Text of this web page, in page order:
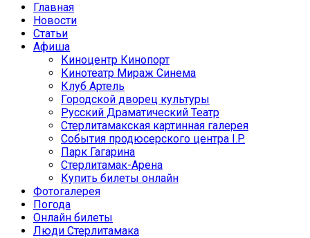
Главная
Новости
Статьи
Афиша
Киноцентр Кинопорт
Кинотеатр Мираж Синема
Клуб Артель
Городской дворец культуры
Русский Драматический Театр
Стерлитамакская картинная галерея
События продюсерского центра I.P.
Парк Гагарина
Стерлитамак-Арена
Купить билеты онлайн
Фотогалерея
Погода
Онлайн билеты
Люди Стерлитамака